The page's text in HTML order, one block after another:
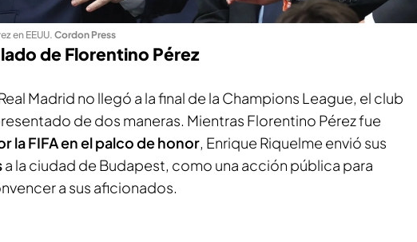
en EEUU. Cordon Press
de Florentino Pérez
Madrid no llegó a la final de la Champions League, el club
de dos maneras. Mientras Florentino Pérez fue
la FIFA en el palco de honor, Enrique Riquelme envió sus
a la ciudad de Budapest, como una acción pública para
a sus aficionados.